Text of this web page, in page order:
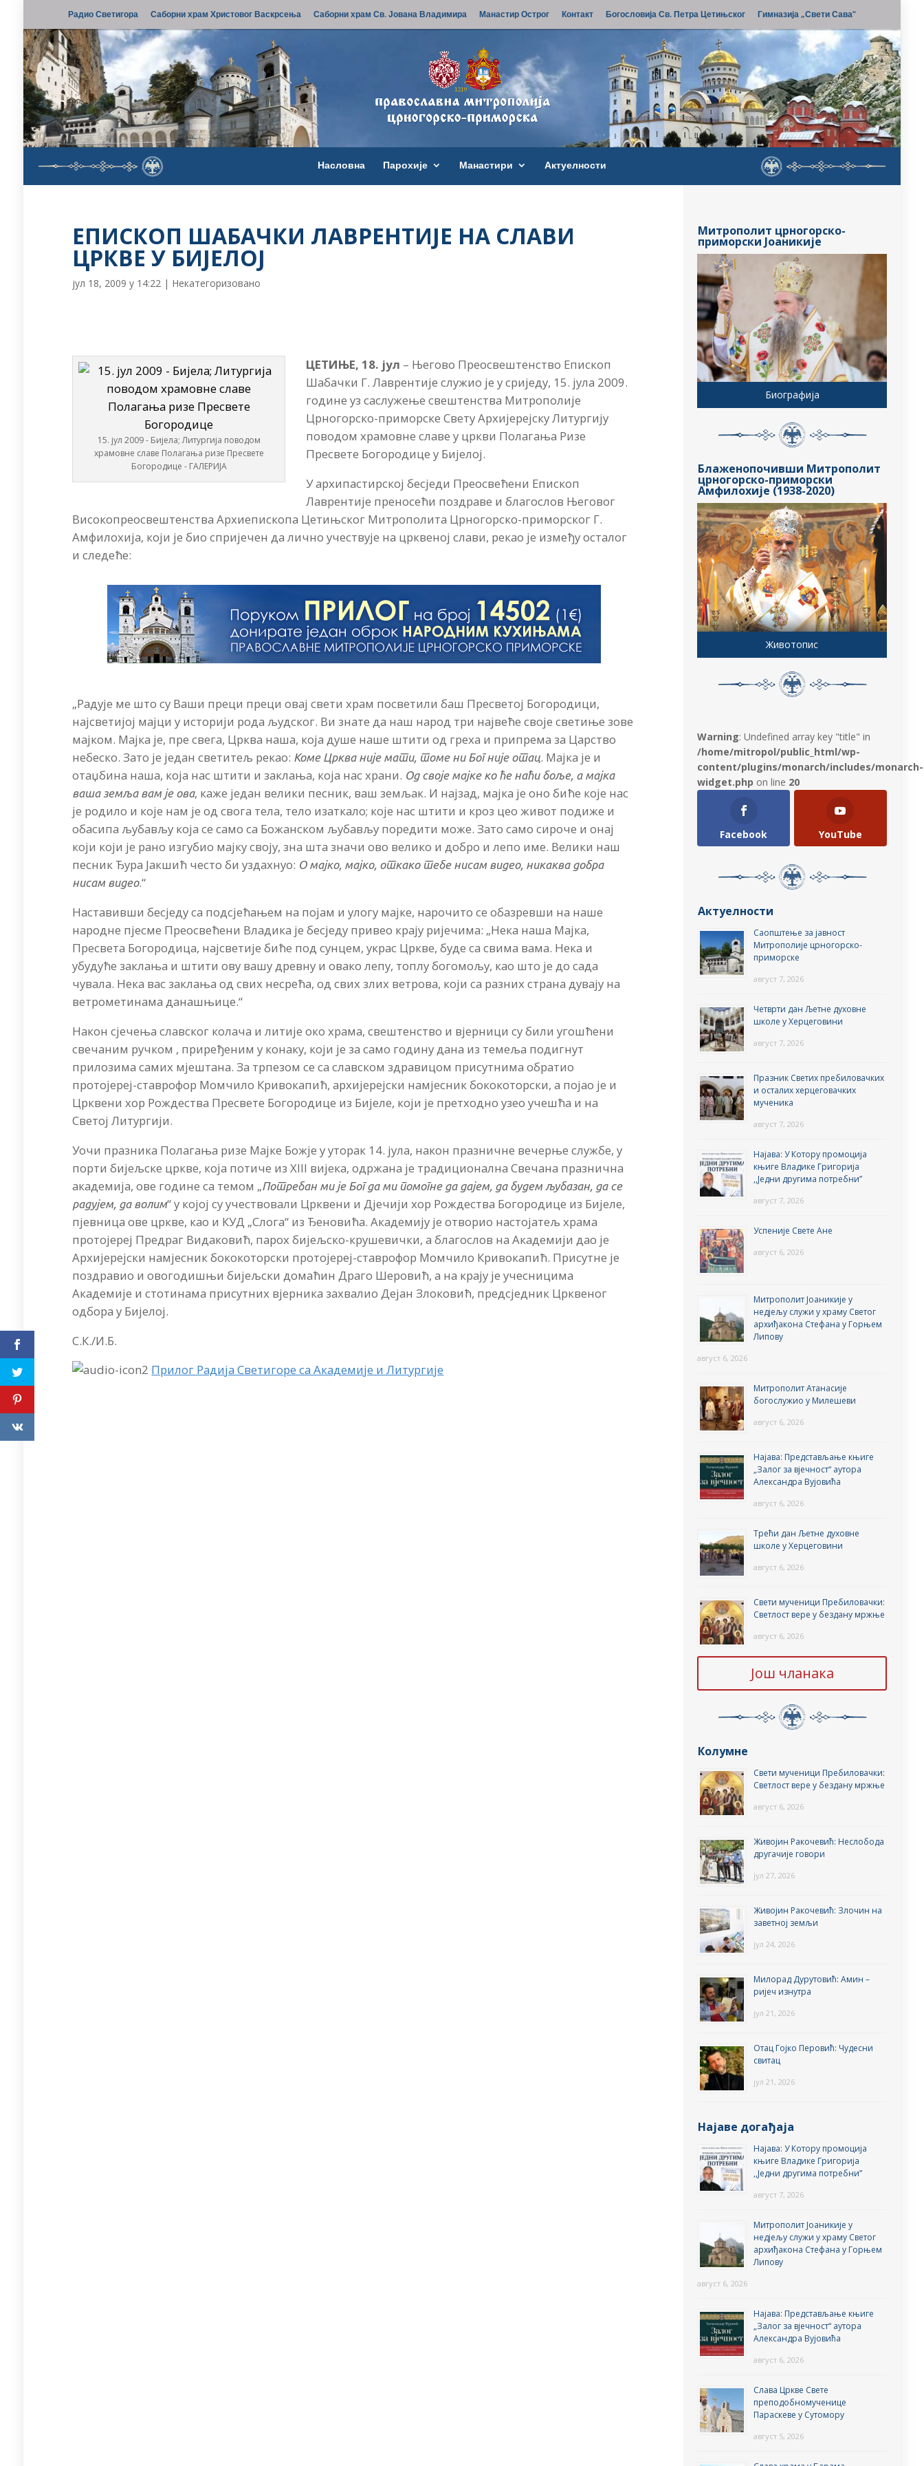
Радио Светигора Саборни храм Христовог Васкрсења Саборни храм Св. Јована Владимира Манастир Острог Контакт Богословија Св. Петра Цетињског Гимназија „Свети Сава“
Насловна Парохије Манастири Актуелности
ЕПИСКОП ШАБАЧКИ ЛАВРЕНТИЈЕ НА СЛАВИ
ЦРКВЕ У БИЈЕЛОЈ
јул 18, 2009 у 14:22 | Некатегоризовано
15. јул 2009 - Бијела; Литургија поводом
храмовне славе Полагања ризе Пресвете
Богородице - ГАЛЕРИЈА
ЦЕТИЊЕ, 18. јул – Његово Преосвештенство Епископ
Шабачки Г. Лаврентије служио је у сриједу, 15. јула 2009.
године уз саслужење свештенства Митрополије
Црногорско-приморске Свету Архијерејску Литургију
поводом храмовне славе у цркви Полагања Ризе
Пресвете Богородице у Бијелој.
У архипастирској бесједи Преосвећени Епископ
Лаврентије преносећи поздраве и благослов Његовог
Високопреосвештенства Архиепископа Цетињског Митрополита Црногорско-приморског Г.
Амфилохија, који је био спријечен да лично учествује на црквеној слави, рекао је између осталог
и следеће:
„Радује ме што су Ваши преци преци овај свети храм посветили баш Пресветој Богородици,
најсветијој мајци у историји рода људског. Ви знате да наш народ три највеће своје светиње зове
мајком. Мајка је, пре свега, Црква наша, која душе наше штити од греха и припрема за Царство
небеско. Зато је један светитељ рекао: Коме Црква није мати, томе ни Бог није отац. Мајка је и
отаџбина наша, која нас штити и заклања, која нас храни. Од своје мајке ко ће наћи боље, а мајка
ваша земља вам је ова, каже један велики песник, ваш земљак. И најзад, мајка је оно биће које нас
је родило и које нам је од свога тела, тело изаткало; које нас штити и кроз цео живот подиже и
обасипа љубављу која се само са Божанском љубављу поредити може. Зато само сироче и онај
који који је рано изгубио мајку своју, зна шта значи ово велико и добро и лепо име. Велики наш
песник Ђура Јакшић често би уздахнуо: О мајко, мајко, откако тебе нисам видео, никаква добра
нисам видео.“
Наставивши бесједу са подсјећањем на појам и улогу мајке, нарочито се обазревши на наше
народне пјесме Преосвећени Владика је бесједу привео крају ријечима: „Нека наша Мајка,
Пресвета Богородица, најсветије биће под сунцем, украс Цркве, буде са свима вама. Нека и
убудуће заклања и штити ову вашу древну и овако лепу, топлу богомољу, као што је до сада
чувала. Нека вас заклања од свих несрећа, од свих злих ветрова, који са разних страна дувају на
ветрометинама данашњице.“
Након сјечења славског колача и литије око храма, свештенство и вјерници су били угошћени
свечаним ручком , приређеним у конаку, који је за само годину дана из темеља подигнут
прилозима самих мјештана. За трпезом се са славском здравицом присутнима обратио
протојереј-ставрофор Момчило Кривокапић, архијерејски намјесник бококоторски, а појао је и
Црквени хор Рождества Пресвете Богородице из Бијеле, који је претходно узео учешћа и на
Светој Литургији.
Уочи празника Полагања ризе Мајке Божје у уторак 14. јула, након празничне вечерње службе, у
порти бијељске цркве, која потиче из XIII вијека, одржана је традиционална Свечана празнична
академија, ове године са темом „Потребан ми је Бог да ми помогне да дајем, да будем љубазан, да се
радујем, да волим“ у којој су учествовали Црквени и Дјечији хор Рождества Богородице из Бијеле,
пјевница ове цркве, као и КУД „Слога“ из Ђеновића. Академију је отворио настојатељ храма
протојереј Предраг Видаковић, парох бијељско-крушевички, а благослов на Академији дао је
Архијерејски намјесник бококоторски протојереј-ставрофор Момчило Кривокапић. Присутне је
поздравио и овогодишњи бијељски домаћин Драго Шеровић, а на крају је учесницима
Академије и стотинама присутних вјерника захвалио Дејан Злоковић, предсједник Црквеног
одбора у Бијелој.
С.К./И.Б.
Прилог Радија Светигоре са Академије и Литургије
Митрополит црногорско-
приморски Јоаникије
Биографија
Блаженопочивши Митрополит
црногорско-приморски
Амфилохије (1938-2020)
Животопис
Warning: Undefined array key "title" in
/home/mitropol/public_html/wp-
content/plugins/monarch/includes/monarch-
widget.php on line 20
Facebook YouTube
Актуелности
Саопштење за јавност
Митрополије црногорско-
приморске
август 7, 2026
Четврти дан Љетне духовне
школе у Херцеговини
август 7, 2026
Празник Светих пребиловачких
и осталих херцеговачких
мученика
август 7, 2026
Најава: У Котору промоција
књиге Владике Григорија
,,Једни другима потребни”
август 7, 2026
Успеније Свете Ане
август 6, 2026
Митрополит Јоаникије у
недјељу служи у храму Светог
архиђакона Стефана у Горњем
Липову
август 6, 2026
Митрополит Атанасије
богослужио у Милешеви
август 6, 2026
Најава: Представљање књиге
„Залог за вјечност“ аутора
Александра Вујовића
август 6, 2026
Трећи дан Љетне духовне
школе у Херцеговини
август 6, 2026
Свети мученици Пребиловачки:
Светлост вере у бездану мржње
август 6, 2026
Још чланака
Колумне
Свети мученици Пребиловачки:
Светлост вере у бездану мржње
август 6, 2026
Живојин Ракочевић: Неслобода
другачије говори
јул 27, 2026
Живојин Ракочевић: Злочин на
заветној земљи
јул 24, 2026
Милорад Дурутовић: Амин –
ријеч изнутра
јул 21, 2026
Отац Гојко Перовић: Чудесни
свитац
јул 21, 2026
Најаве догађаја
Најава: У Котору промоција
књиге Владике Григорија
,,Једни другима потребни”
август 7, 2026
Митрополит Јоаникије у
недјељу служи у храму Светог
архиђакона Стефана у Горњем
Липову
август 6, 2026
Најава: Представљање књиге
„Залог за вјечност“ аутора
Александра Вујовића
август 6, 2026
Слава Цркве Свете
преподобномученице
Параскеве у Сутомору
август 5, 2026